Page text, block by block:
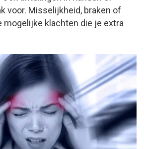
voor. Misselijkheid, braken of
mogelijke klachten die je extra